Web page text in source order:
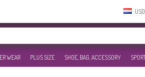
WEAR PLUS SIZE SHOE, BAG, ACCESSORY